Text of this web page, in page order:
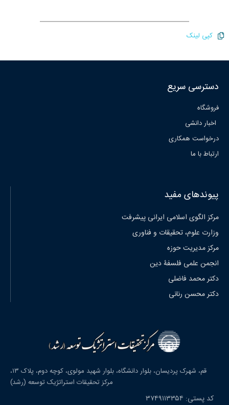
کپی لینک
دسترسی سریع
فروشگاه
اخبار دانشی
درخواست همکاری
ارتباط با ما
پیوندهای مفید
مرکز الگوی اسلامی ایرانی پیشرفت
وزارت علوم، تحقیقات و فناوری
مرکز مدیریت حوزه
انجمن علمی فلسفۀ دین
دکتر محمد فاضلی
دکتر محسن رنانی
قم، شهرک پردیسان، بلوار دانشگاه، بلوار شهید مولوی، کوچه دوم، پلاک ۱۳،
مرکز تحقیقات استراتژیک توسعه (رشد)
کد پستی: ۳۷۴۹۱۱۳۳۵۴